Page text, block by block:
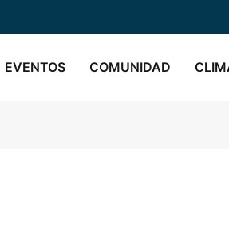
EVENTOS COMUNIDAD